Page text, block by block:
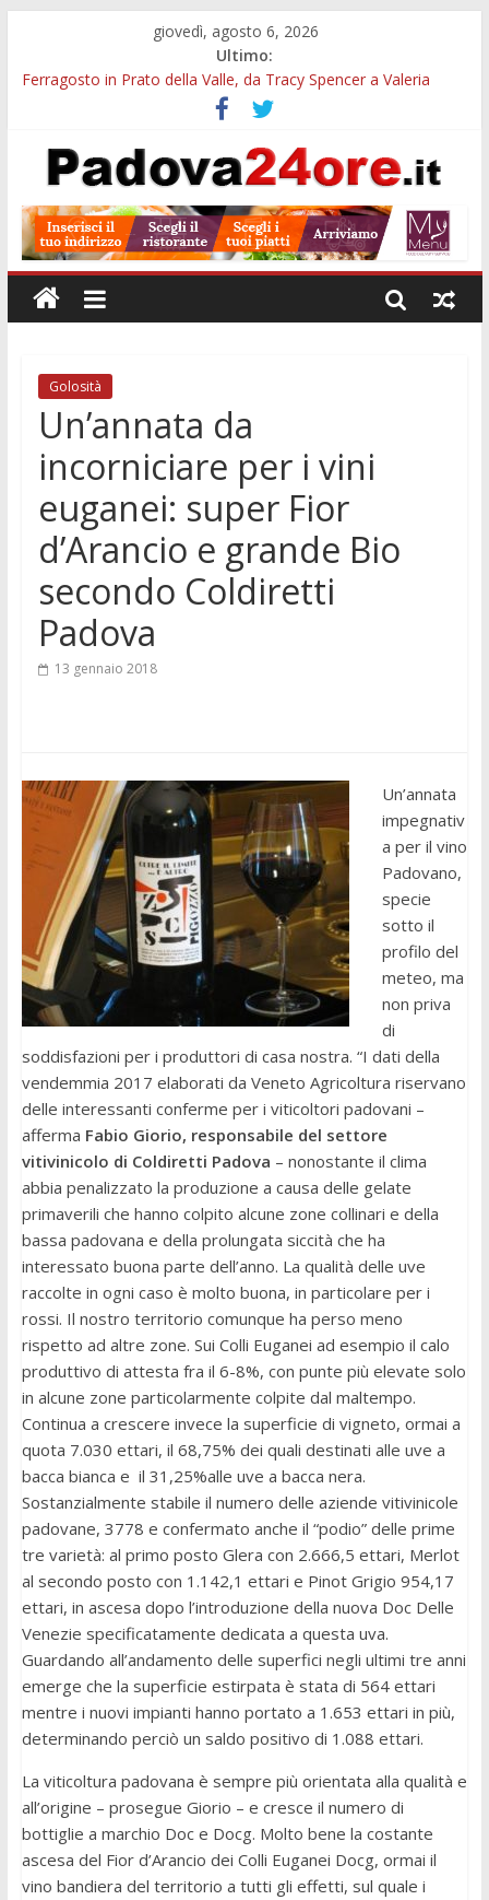
giovedì, agosto 6, 2026
Ultimo:
Ferragosto in Prato della Valle, da Tracy Spencer a Valeria
Euganea Film Festival 2026: 49 opere e 18 anteprime nei Colli
Euganei
Notturni padovani al Museo della Natura e dell’Uomo: date e
Organi in 3D al MUSME: il corpo umano si esplora con i visori
VR
Musei gratis a Padova per tutto agosto: chi entra e quali sedi
visitare
Golosità
Un’annata da
incorniciare per i vini
euganei: super Fior
d’Arancio e grande Bio
secondo Coldiretti
Padova
13 gennaio 2018
Un’annata
impegnativ
a per il vino
Padovano,
specie
sotto il
profilo del
meteo, ma
non priva
di
soddisfazioni per i produttori di casa nostra. “I dati della
vendemmia 2017 elaborati da Veneto Agricoltura riservano
delle interessanti conferme per i viticoltori padovani –
afferma Fabio Giorio, responsabile del settore
vitivinicolo di Coldiretti Padova – nonostante il clima
abbia penalizzato la produzione a causa delle gelate
primaverili che hanno colpito alcune zone collinari e della
bassa padovana e della prolungata siccità che ha
interessato buona parte dell’anno. La qualità delle uve
raccolte in ogni caso è molto buona, in particolare per i
rossi. Il nostro territorio comunque ha perso meno
rispetto ad altre zone. Sui Colli Euganei ad esempio il calo
produttivo di attesta fra il 6-8%, con punte più elevate solo
in alcune zone particolarmente colpite dal maltempo.
Continua a crescere invece la superficie di vigneto, ormai a
quota 7.030 ettari, il 68,75% dei quali destinati alle uve a
bacca bianca e il 31,25%alle uve a bacca nera.
Sostanzialmente stabile il numero delle aziende vitivinicole
padovane, 3778 e confermato anche il “podio” delle prime
tre varietà: al primo posto Glera con 2.666,5 ettari, Merlot
al secondo posto con 1.142,1 ettari e Pinot Grigio 954,17
ettari, in ascesa dopo l’introduzione della nuova Doc Delle
Venezie specificatamente dedicata a questa uva.
Guardando all’andamento delle superfici negli ultimi tre anni
emerge che la superficie estirpata è stata di 564 ettari
mentre i nuovi impianti hanno portato a 1.653 ettari in più,
determinando perciò un saldo positivo di 1.088 ettari.
La viticoltura padovana è sempre più orientata alla qualità e
all’origine – prosegue Giorio – e cresce il numero di
bottiglie a marchio Doc e Docg. Molto bene la costante
ascesa del Fior d’Arancio dei Colli Euganei Docg, ormai il
vino bandiera del territorio a tutti gli effetti, sul quale i